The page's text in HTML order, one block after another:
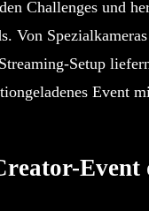
Challenges und
Von
Setup
Event
Event